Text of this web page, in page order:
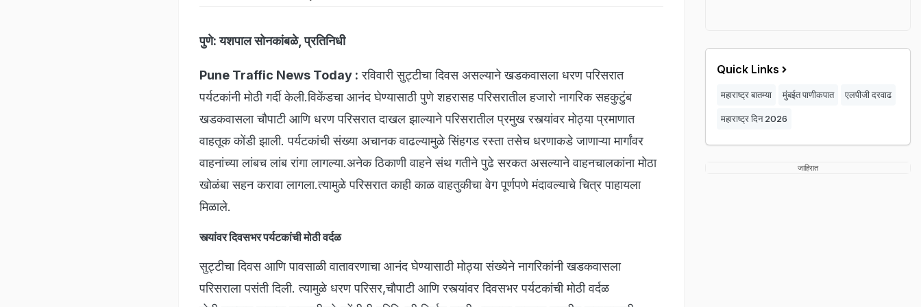
पुणे: यशपाल सोनकांबळे, प्रतिनिधी
Pune Traffic News Today : रविवारी सुट्टीचा दिवस असल्याने खडकवासला धरण परिसरात
पर्यटकांनी मोठी गर्दी केली.विकेंडचा आनंद घेण्यासाठी पुणे शहरासह परिसरातील हजारो नागरिक सहकुटुंब
खडकवासला चौपाटी आणि धरण परिसरात दाखल झाल्याने परिसरातील प्रमुख रस्त्यांवर मोठ्या प्रमाणात
वाहतूक कोंडी झाली. पर्यटकांची संख्या अचानक वाढल्यामुळे सिंहगड रस्ता तसेच धरणाकडे जाणाऱ्या मार्गांवर
वाहनांच्या लांबच लांब रांगा लागल्या.अनेक ठिकाणी वाहने संथ गतीने पुढे सरकत असल्याने वाहनचालकांना मोठा
खोळंबा सहन करावा लागला.त्यामुळे परिसरात काही काळ वाहतुकीचा वेग पूर्णपणे मंदावल्याचे चित्र पाहायला
मिळाले.
स्त्यांवर दिवसभर पर्यटकांची मोठी वर्दळ
सुट्टीचा दिवस आणि पावसाळी वातावरणाचा आनंद घेण्यासाठी मोठ्या संख्येने नागरिकांनी खडकवासला
परिसराला पसंती दिली. त्यामुळे धरण परिसर,चौपाटी आणि रस्त्यांवर दिवसभर पर्यटकांची मोठी वर्दळ
Quick Links
महाराष्ट्र बातम्या मुंबईत पाणीकपात एलपीजी दरवाढ
महाराष्ट्र दिन 2026
जाहिरात